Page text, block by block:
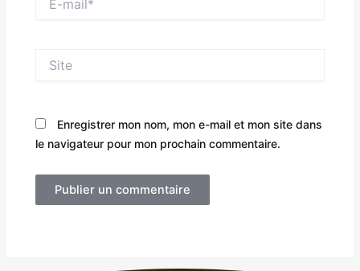
mail*
Enregistrer mon nom, mon e-mail et mon site dans
le navigateur pour mon prochain commentaire.